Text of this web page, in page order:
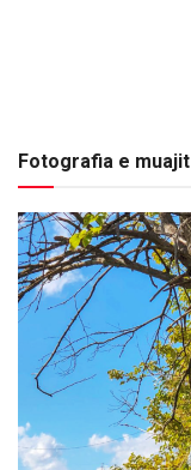
Fotografia e muajit